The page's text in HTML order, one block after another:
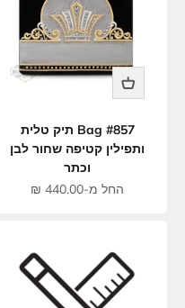
Bag #857 תיק טלית
ותפילין קטיפה שחור לבן
וכתר
מחיר מבצע
החל מ-440.00 ₪